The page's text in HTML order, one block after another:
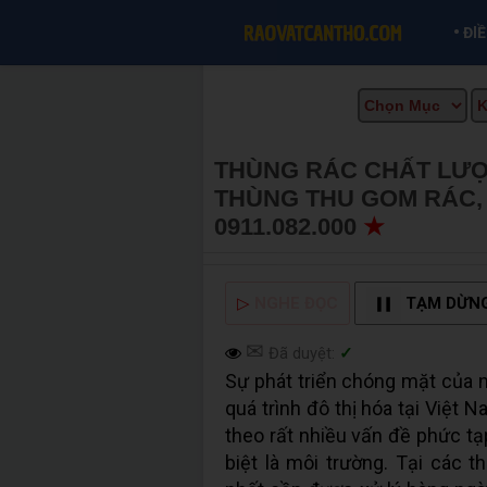
•
THÙNG RÁC CHẤT
THÙNG THU GOM
0911.082.000 ★ MUA
▷ TẠM
✉ Đã duyệt: ✓
Sự phát triển chóng mặt của
quá trình đô thị hóa tại Việt
theo rất nhiều vấn đề phức
biệt là môi trường. Tại các